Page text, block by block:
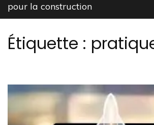
pour la construction
Étiquette :